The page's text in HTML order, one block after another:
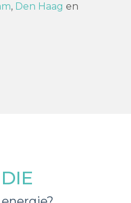
, Den Haag en